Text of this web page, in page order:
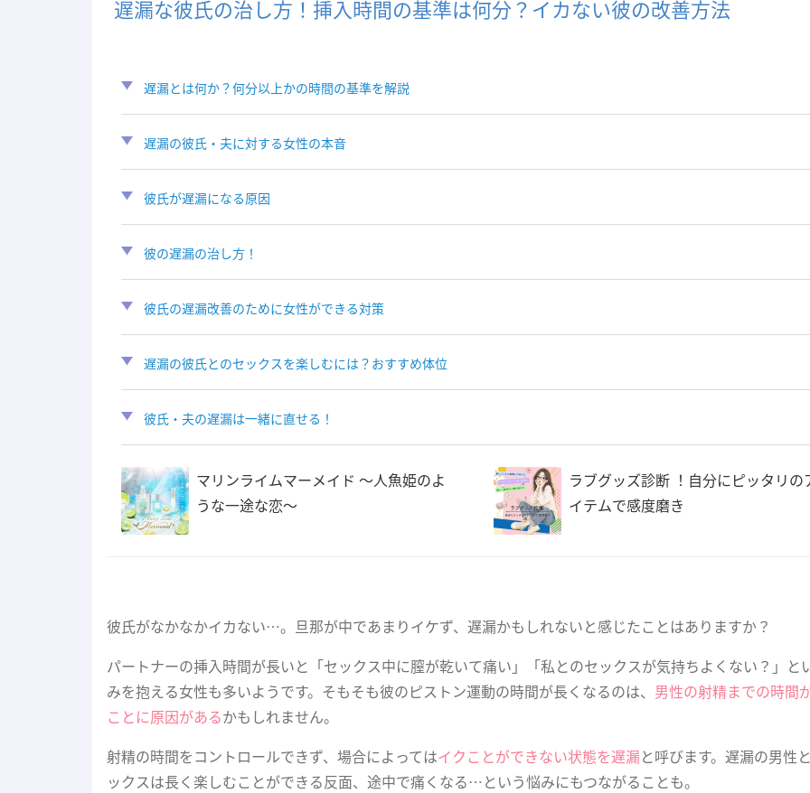
遅漏な彼氏の治し方！挿入時間の基準は何分？イカない彼の改善方法
遅漏とは何か？何分以上かの時間の基準を解説
遅漏の彼氏・夫に対する女性の本音
彼氏が遅漏になる原因
彼の遅漏の治し方！
彼氏の遅漏改善のために女性ができる対策
遅漏の彼氏とのセックスを楽しむには？おすすめ体位
彼氏・夫の遅漏は一緒に直せる！
マリンライムマーメイド 〜人魚姫のよ
うな一途な恋〜
ラブグッズ診断 ！自分にピッタリの
イテムで感度磨き
彼氏がなかなかイカない…。旦那が中であまりイケず、遅漏かもしれないと感じたことはありますか？
パートナーの挿入時間が長いと「セックス中に膣が乾いて痛い」「私とのセックスが気持ちよくない？」と
みを抱える女性も多いようです。そもそも彼のピストン運動の時間が長くなるのは、 男性の射精までの時間
ことに原因があるかもしれません。
射精の時間をコントロールできず、場合によってはイクことができない状態を遅漏と呼びます。遅漏の男性
ックスは長く楽しむことができる反面、途中で痛くなる…という悩みにもつながることも。